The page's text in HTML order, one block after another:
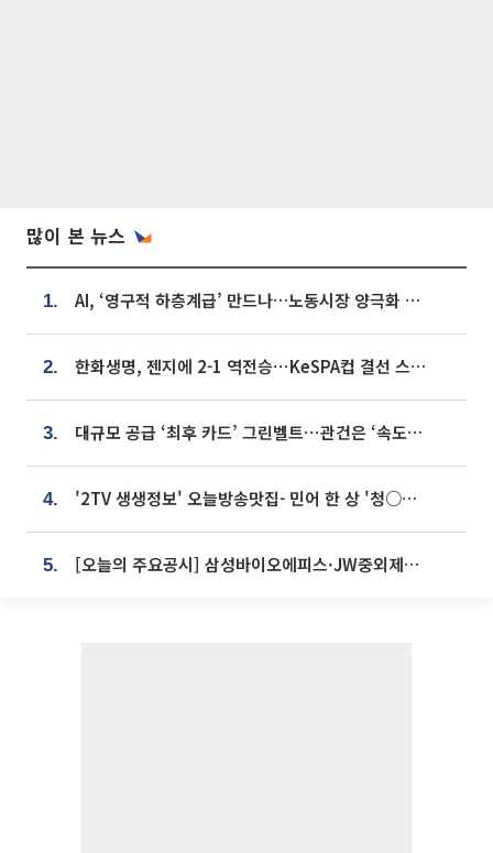
많이 본 뉴스
1. AI, ‘영구적 하층계급’ 만드나…노동시장 양극화 경고
2. 한화생명, 젠지에 2-1 역전승⋯KeSPA컵 결선 스테이지 2 직행
3. 대규모 공급 ‘최후 카드’ 그린벨트⋯관건은 ‘속도’ [주택공급 승부수의 조건]
4. '2TV 생생정보' 오늘방송맛집- 민어 한 상 '청○○○' vs 전복 한 상 '명○'
5. [오늘의 주요공시] 삼성바이오에피스·JW중외제약·한미반도체·SK바이오사이언스 등